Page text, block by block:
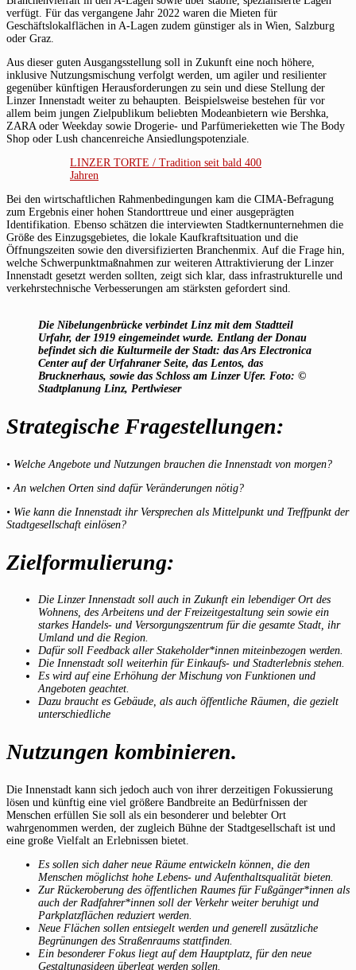
verfügt. Für das vergangene Jahr 2022 waren die Mieten für
Geschäftslokalflächen in A-Lagen zudem günstiger als in Wien, Salzburg
oder Graz.
Aus dieser guten Ausgangsstellung soll in Zukunft eine noch höhere,
inklusive Nutzungsmischung verfolgt werden, um agiler und resilienter
gegenüber künftigen Herausforderungen zu sein und diese Stellung der
Linzer Innenstadt weiter zu behaupten. Beispielsweise bestehen für vor
allem beim jungen Zielpublikum beliebten Modeanbietern wie Bershka,
ZARA oder Weekday sowie Drogerie- und Parfümerieketten wie The Body
Shop oder Lush chancenreiche Ansiedlungspotenziale.
LINZER TORTE / Tradition seit bald 400
Jahren
Bei den wirtschaftlichen Rahmenbedingungen kam die CIMA-Befragung
zum Ergebnis einer hohen Standorttreue und einer ausgeprägten
Identifikation. Ebenso schätzen die interviewten Stadtkernunternehmen die
Größe des Einzugsgebietes, die lokale Kaufkraftsituation und die
Öffnungszeiten sowie den diversifizierten Branchenmix. Auf die Frage hin,
welche Schwerpunktmaßnahmen zur weiteren Attraktivierung der Linzer
Innenstadt gesetzt werden sollten, zeigt sich klar, dass infrastrukturelle und
verkehrstechnische Verbesserungen am stärksten gefordert sind.
Die Nibelungenbrücke verbindet Linz mit dem Stadtteil
Urfahr, der 1919 eingemeindet wurde. Entlang der Donau
befindet sich die Kulturmeile der Stadt: das Ars Electronica
Center auf der Urfahraner Seite, das Lentos, das
Brucknerhaus, sowie das Schloss am Linzer Ufer. Foto: ©
Stadtplanung Linz, Pertlwieser
Strategische Fragestellungen:
• Welche Angebote und Nutzungen brauchen die Innenstadt von morgen?
• An welchen Orten sind dafür Veränderungen nötig?
• Wie kann die Innenstadt ihr Versprechen als Mittelpunkt und Treffpunkt der
Stadtgesellschaft einlösen?
Zielformulierung:
Die Linzer Innenstadt soll auch in Zukunft ein lebendiger Ort des
Wohnens, des Arbeitens und der Freizeitgestaltung sein sowie ein
starkes Handels- und Versorgungszentrum für die gesamte Stadt, ihr
Umland und die Region.
Dafür soll Feedback aller Stakeholder*innen miteinbezogen werden.
Die Innenstadt soll weiterhin für Einkaufs- und Stadterlebnis stehen.
Es wird auf eine Erhöhung der Mischung von Funktionen und
Angeboten geachtet.
Dazu braucht es Gebäude, als auch öffentliche Räumen, die gezielt
unterschiedliche
Nutzungen kombinieren.
Die Innenstadt kann sich jedoch auch von ihrer derzeitigen Fokussierung
lösen und künftig eine viel größere Bandbreite an Bedürfnissen der
Menschen erfüllen Sie soll als ein besonderer und belebter Ort
wahrgenommen werden, der zugleich Bühne der Stadtgesellschaft ist und
eine große Vielfalt an Erlebnissen bietet.
Es sollen sich daher neue Räume entwickeln können, die den
Menschen möglichst hohe Lebens- und Aufenthaltsqualität bieten.
Zur Rückeroberung des öffentlichen Raumes für Fußgänger*innen als
auch der Radfahrer*innen soll der Verkehr weiter beruhigt und
Parkplatzflächen reduziert werden.
Neue Flächen sollen entsiegelt werden und generell zusätzliche
Begrünungen des Straßenraums stattfinden.
Ein besonderer Fokus liegt auf dem Hauptplatz, für den neue
Gestaltungsideen überlegt werden sollen.